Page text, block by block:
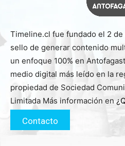
Timeline.cl fue fundado el 2
sello de generar contenido
un enfoque 100% en
medio digital más leído en la
propiedad de Sociedad
Limitada Más información en
Contacto